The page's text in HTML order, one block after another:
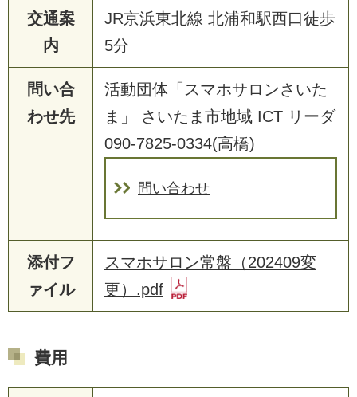
交通案
内
JR京浜東北線 北浦和駅西口徒歩
5分
問い合
わせ先
活動団体「スマホサロンさいた
ま」 さいたま市地域 ICT リーダ
090-7825-0334(高橋)
問い合わせ
添付フ
ァイル
スマホサロン常盤（202409変
更）.pdf
費用